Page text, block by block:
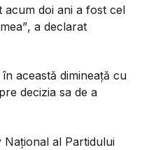
acum doi ani a fost cel
, a declarat
această dimineață cu
decizia sa de a
Național al Partidului